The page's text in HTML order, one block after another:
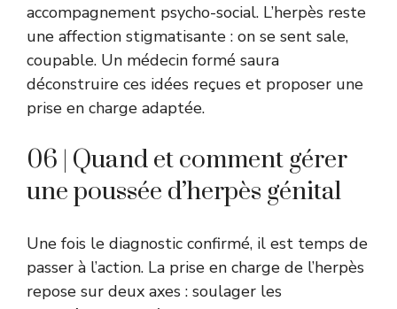
accompagnement psycho-social. L’herpès reste
une affection stigmatisante : on se sent sale,
coupable. Un médecin formé saura
déconstruire ces idées reçues et proposer une
prise en charge adaptée.
06 | Quand et comment gérer
une poussée d’herpès génital
Une fois le diagnostic confirmé, il est temps de
passer à l’action. La prise en charge de l’herpès
repose sur deux axes : soulager les